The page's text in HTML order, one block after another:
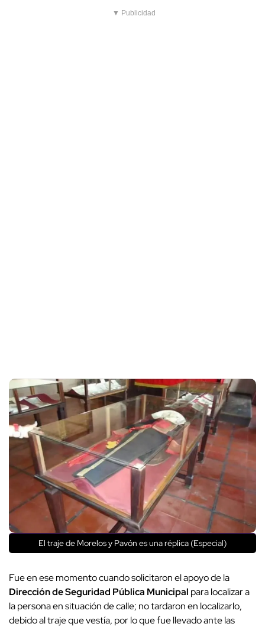
▼ Publicidad
El traje de Morelos y Pavón es una réplica (Especial)
Fue en ese momento cuando solicitaron el apoyo de la
Dirección de Seguridad Pública Municipal para localizar a
la persona en situación de calle; no tardaron en localizarlo,
debido al traje que vestía, por lo que fue llevado ante las